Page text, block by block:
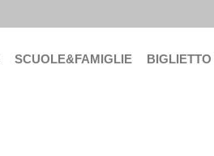
SCUOLE&FAMIGLIE